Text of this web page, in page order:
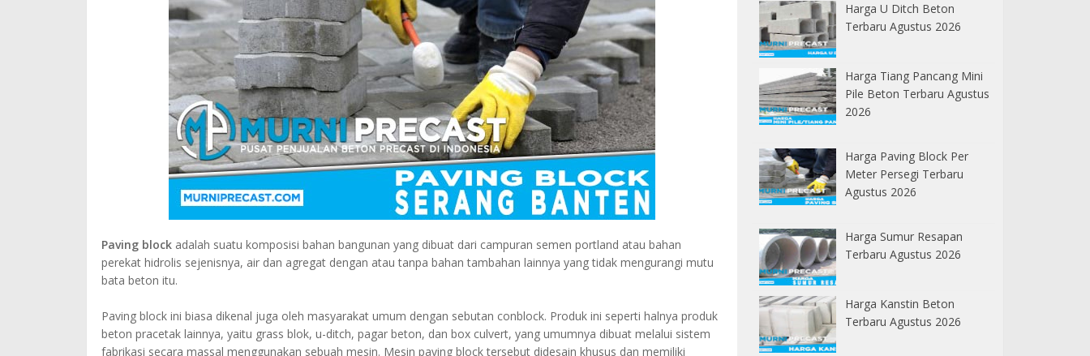
Paving block adalah suatu komposisi bahan bangunan yang dibuat dari campuran semen portland atau bahan
perekat hidrolis sejenisnya, air dan agregat dengan atau tanpa bahan tambahan lainnya yang tidak mengurangi mutu
bata beton itu.
Paving block ini biasa dikenal juga oleh masyarakat umum dengan sebutan conblock. Produk ini seperti halnya produk
beton pracetak lainnya, yaitu grass blok, u-ditch, pagar beton, dan box culvert, yang umumnya dibuat melalui sistem
fabrikasi secara massal menggunakan sebuah mesin. Mesin paving block tersebut didesain khusus dan memiliki
Harga U Ditch Beton
Terbaru Agustus 2026
Harga Tiang Pancang Mini
Pile Beton Terbaru Agustus
2026
Harga Paving Block Per
Meter Persegi Terbaru
Agustus 2026
Harga Sumur Resapan
Terbaru Agustus 2026
Harga Kanstin Beton
Terbaru Agustus 2026